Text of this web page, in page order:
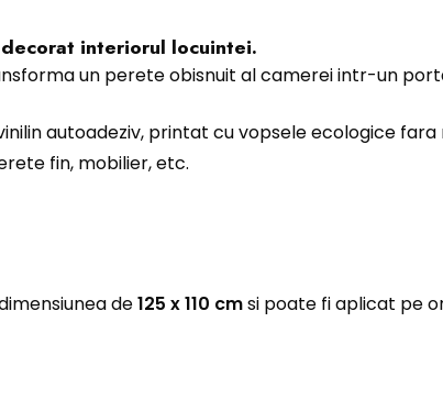
interiorul locuintei.
un perete obisnuit al camerei intr-un
autoadeziv, printat cu vopsele ecologice
fin, mobilier, etc.
de125 x 110 cmsi poate fi aplicat pe